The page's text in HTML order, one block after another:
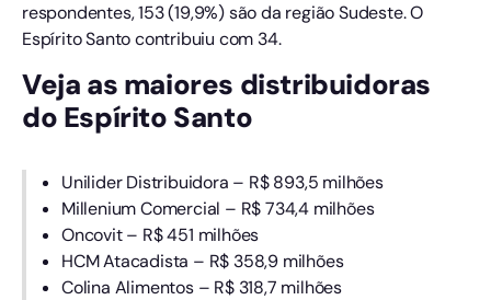
respondentes, 153 (19,9%) são da região Sudeste. O
Espírito Santo contribuiu com 34.
Veja as maiores distribuidoras
do Espírito Santo
Unilider Distribuidora – R$ 893,5 milhões
Millenium Comercial – R$ 734,4 milhões
Oncovit – R$ 451 milhões
HCM Atacadista – R$ 358,9 milhões
Colina Alimentos – R$ 318,7 milhões